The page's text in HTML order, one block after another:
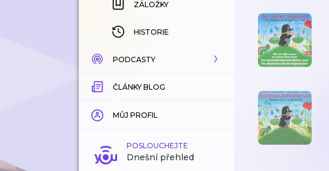
ZÁLOŽKY
HISTORIE
PODCASTY
KATALOG
KATEGORIE
ZÁLOŽKY
ČLÁNKY BLOG
MŮJ PROFIL
POSLOUCHEJTE
Dnešní přehled